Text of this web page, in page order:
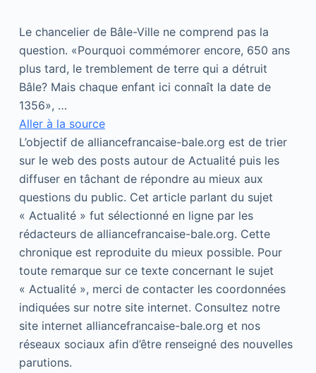
Le chancelier de Bâle-Ville ne comprend pas la
question. «Pourquoi commémorer encore, 650 ans
plus tard, le tremblement de terre qui a détruit
Bâle? Mais chaque enfant ici connaît la date de
1356», …
Aller à la source
L’objectif de alliancefrancaise-bale.org est de trier
sur le web des posts autour de Actualité puis les
diffuser en tâchant de répondre au mieux aux
questions du public. Cet article parlant du sujet
« Actualité » fut sélectionné en ligne par les
rédacteurs de alliancefrancaise-bale.org. Cette
chronique est reproduite du mieux possible. Pour
toute remarque sur ce texte concernant le sujet
« Actualité », merci de contacter les coordonnées
indiquées sur notre site internet. Consultez notre
site internet alliancefrancaise-bale.org et nos
réseaux sociaux afin d’être renseigné des nouvelles
parutions.